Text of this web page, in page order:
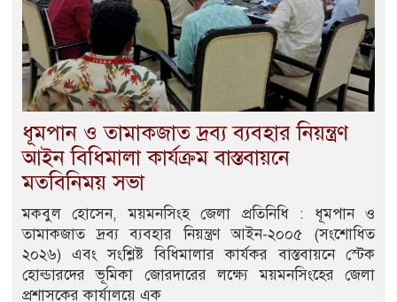
ধূমপান ও তামাকজাত দ্রব্য ব্যবহার নিয়ন্ত্রণ
আইন বিধিমালা কার্যক্রম বাস্তবায়নে
মতবিনিময় সভা
মকবুল হোসেন, ময়মনসিংহ জেলা প্রতিনিধি : ধূমপান ও
তামাকজাত দ্রব্য ব্যবহার নিয়ন্ত্রণ আইন-২০০৫ (সংশোধিত
২০২৬) এবং সংশ্লিষ্ট বিধিমালার কার্যকর বাস্তবায়নে স্টেক
হোল্ডারদের ভূমিকা জোরদারের লক্ষ্যে ময়মনসিংহের জেলা
প্রশাসকের কার্যালয়ে এক